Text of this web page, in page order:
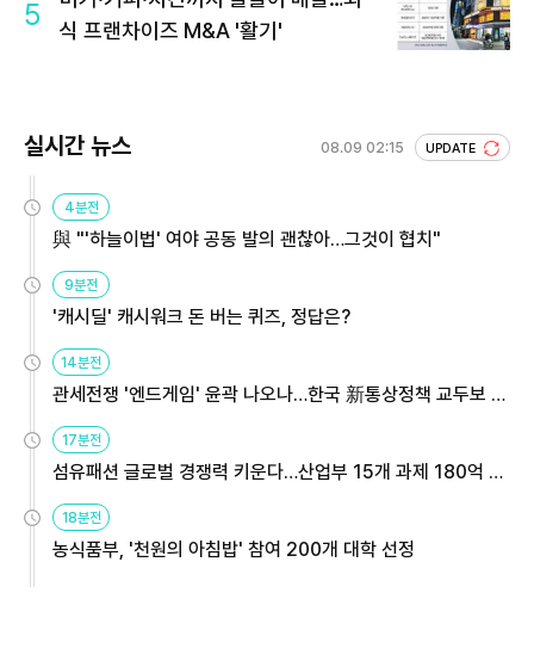
5
식 프랜차이즈 M&A '활기'
실시간 뉴스 08.09 02:15 UPDATE
4분전
與 "'하늘이법' 여야 공동 발의 괜찮아…그것이 협치"
9분전
'캐시딜' 캐시워크 돈 버는 퀴즈, 정답은?
14분전
관세전쟁 '엔드게임' 윤곽 나오나…한국 新통상정책 교두보 활
용해야
17분전
섬유패션 글로벌 경쟁력 키운다…산업부 15개 과제 180억 지
원
18분전
농식품부, '천원의 아침밥' 참여 200개 대학 선정